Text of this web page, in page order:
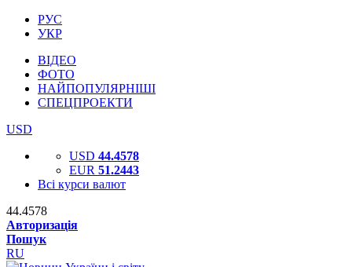
РУС
УКР
ВІДЕО
ФОТО
НАЙПОПУЛЯРНІШІ
СПЕЦПРОЕКТИ
USD
USD 44.4578
EUR 51.2443
Всі курси валют
44.4578
Авторизація
Пошук
RU